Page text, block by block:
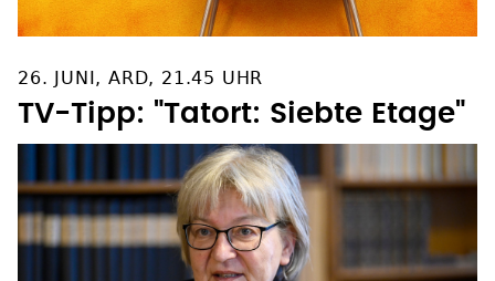
26. JUNI, ARD, 21.45 UHR
TV-Tipp: "Tatort: Siebte Etage"